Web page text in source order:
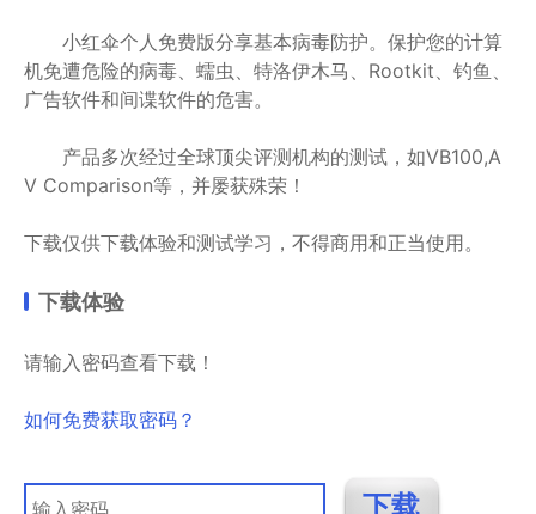
小红伞个人免费版分享基本病毒防护。保护您的计算
机免遭危险的病毒、蠕虫、特洛伊木马、Rootkit、钓鱼、
广告软件和间谍软件的危害。
产品多次经过全球顶尖评测机构的测试，如VB100,A
V Comparison等，并屡获殊荣！
下载仅供下载体验和测试学习，不得商用和正当使用。
下载体验
请输入密码查看下载！
如何免费获取密码？